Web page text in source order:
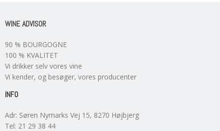
WINE ADVISOR
90 % BOURGOGNE
100 % KVALITET
Vi drikker selv vores vine
Vi kender, og besøger, vores producenter
INFO
Adr: Søren Nymarks Vej 15, 8270 Højbjerg
Tel: 21 29 38 44